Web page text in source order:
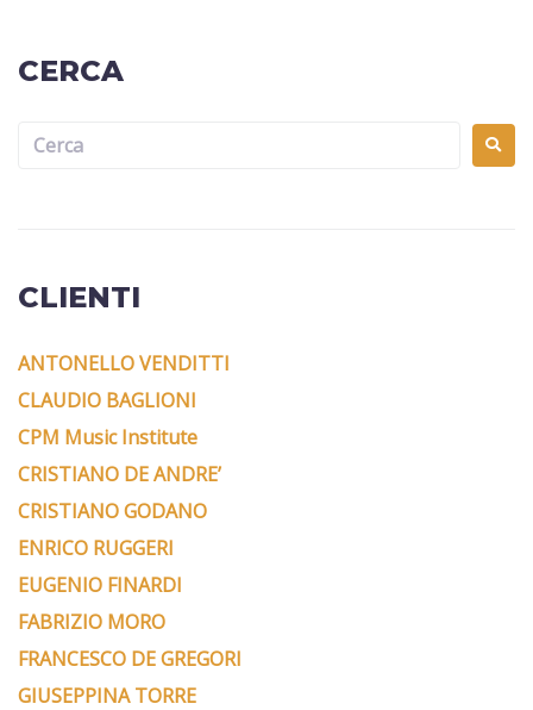
CERCA
CLIENTI
ANTONELLO VENDITTI
CLAUDIO BAGLIONI
CPM Music Institute
CRISTIANO DE ANDRE’
CRISTIANO GODANO
ENRICO RUGGERI
EUGENIO FINARDI
FABRIZIO MORO
FRANCESCO DE GREGORI
GIUSEPPINA TORRE